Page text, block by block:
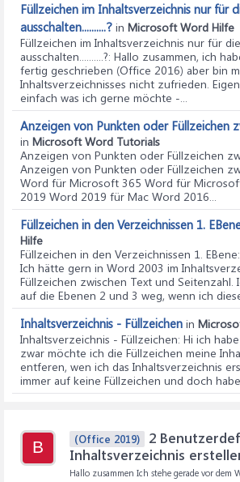
Füllzeichen im Inhaltsverzeichnis nur für
ausschalten..........? in Microsoft Word Hilfe
Füllzeichen im Inhaltsverzeichnis nur für
ausschalten..........?: Hallo zusammen, ich
fertig geschrieben (Office 2016) aber bin
Inhaltsverzeichnisses nicht zufrieden.
einfach was ich gerne möchte -...
Anzeigen von Punkten oder Füllzeichen
in Microsoft Word Tutorials
Anzeigen von Punkten oder Füllzeichen
Anzeigen von Punkten oder Füllzeichen
Word für Microsoft 365 Word für
2019 Word 2019 für Mac Word 2016...
Füllzeichen in den Verzeichnissen 1.
Hilfe
Füllzeichen in den Verzeichnissen 1. EBene
Ich hätte gern in Word 2003 im
Füllzeichen zwischen Text und Seitenzahl.
auf die Ebenen 2 und 3 weg, wenn ich
Inhaltsverzeichnis - Füllzeichen in
Inhaltsverzeichnis - Füllzeichen: Hi ich
zwar möchte ich die Füllzeichen meine
entferen, wen ich das Inhaltsverzeichnis
immer auf keine Füllzeichen und doch
B (Office 2019)
2
Inhaltsverzeichnis
Hallo zusammen Ich stehe gerade vor dem